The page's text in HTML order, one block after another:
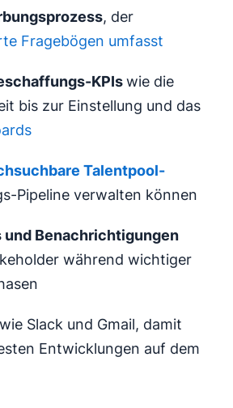
, der
Fragebögen umfasst
KPIswie die
bis zur Einstellung und das
Talentpool-
Pipeline verwalten können
und Benachrichtigungen
während wichtiger
wie Slack und Gmail, damit
Entwicklungen auf dem